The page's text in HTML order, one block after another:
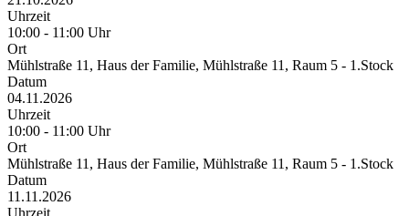
Uhrzeit
10:00 - 11:00 Uhr
Ort
Mühlstraße 11, Haus der Familie, Mühlstraße 11, Raum 5 - 1.Stock
Datum
04.11.2026
Uhrzeit
10:00 - 11:00 Uhr
Ort
Mühlstraße 11, Haus der Familie, Mühlstraße 11, Raum 5 - 1.Stock
Datum
11.11.2026
Uhrzeit